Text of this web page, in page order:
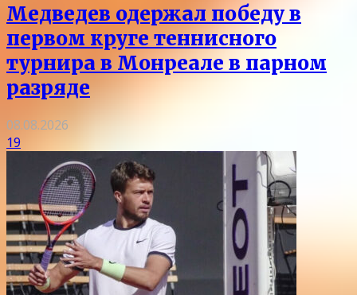
Медведев одержал победу в
первом круге теннисного
турнира в Монреале в парном
разряде
08.08.2026
19